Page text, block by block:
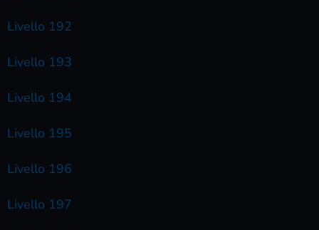
Livello 192
Livello 193
Livello 194
Livello 195
Livello 196
Livello 197